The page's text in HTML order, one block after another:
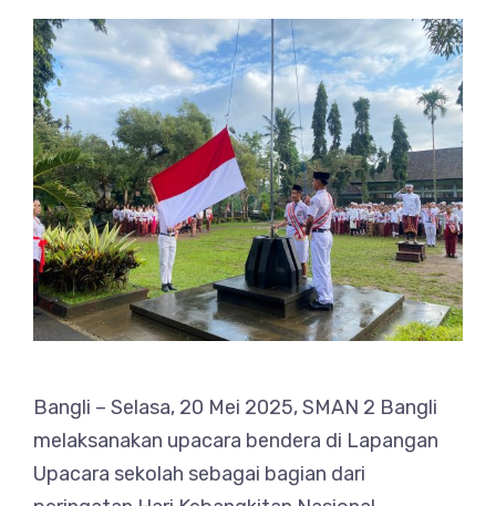
Bangli – Selasa, 20 Mei 2025, SMAN 2 Bangli
melaksanakan upacara bendera di Lapangan
Upacara sekolah sebagai bagian dari